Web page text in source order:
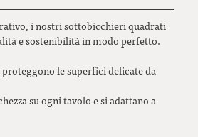
i nostri sottobicchieri quadrati
e sostenibilità in modo perfetto.
le superfici delicate da
su ogni tavolo e si adattano a